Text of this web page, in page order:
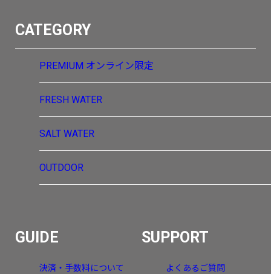
CATEGORY
PREMIUM オンライン限定
FRESH WATER
SALT WATER
OUTDOOR
GUIDE
決済・手数料について
SUPPORT
よくあるご質問